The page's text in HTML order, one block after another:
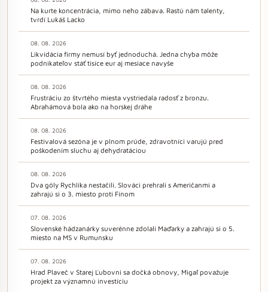
Na kurte koncentrácia, mimo neho zábava. Rastú nám talenty,
tvrdí Lukáš Lacko
08. 08. 2026
Likvidácia firmy nemusí byť jednoduchá. Jedna chyba môže
podnikateľov stáť tisíce eur aj mesiace navyše
08. 08. 2026
Frustráciu zo štvrtého miesta vystriedala radosť z bronzu.
Abrahámová bola ako na horskej dráhe
08. 08. 2026
Festivalová sezóna je v plnom prúde, zdravotníci varujú pred
poškodením sluchu aj dehydratáciou
08. 08. 2026
Dva góly Rychlíka nestačili. Slováci prehrali s Američanmi a
zahrajú si o 3. miesto proti Fínom
07. 08. 2026
Slovenské hádzanárky suverénne zdolali Maďarky a zahrajú si o 5.
miesto na MS v Rumunsku
07. 08. 2026
Hrad Plaveč v Starej Ľubovni sa dočká obnovy, Migaľ považuje
projekt za významnú investíciu